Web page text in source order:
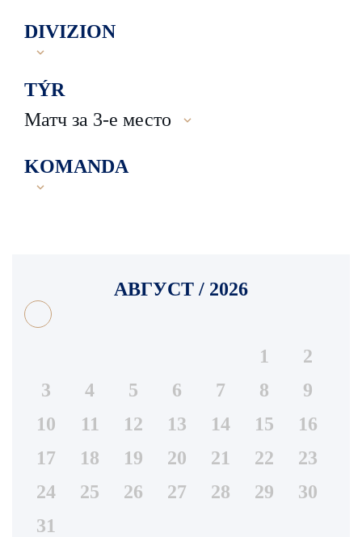
DIVIZION
TÝR
Матч за 3-е место
KOMANDA
АВГУСТ / 2026
1
2
3
4 5 6 7 8
9
10
11 12 13 14 15
16
17
18 19 20 21 22
23
24
25 26 27 28 29
30
31